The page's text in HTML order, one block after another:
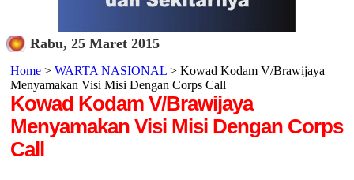
Rabu, 25 Maret 2015
Home> WARTA NASIONAL> Kowad Kodam V/Brawijaya
Menyamakan Visi Misi Dengan Corps Call
Kowad Kodam V/Brawijaya
Menyamakan Visi Misi Dengan Corps
Call